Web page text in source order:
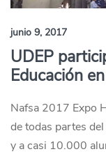
junio 9, 2017
UDEP
Educación
Nafsa 2017 Expo
de todas partes
y a casi 10.000